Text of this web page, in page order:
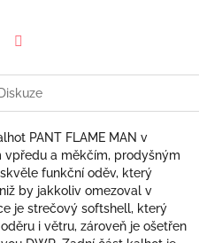
Diskuze
PANT FLAME MAN v
a měkčím, prodyšným
funkční oděv, který
by jakkoliv omezoval v
je strečový softshell, který
i větru, zároveň je ošetřen